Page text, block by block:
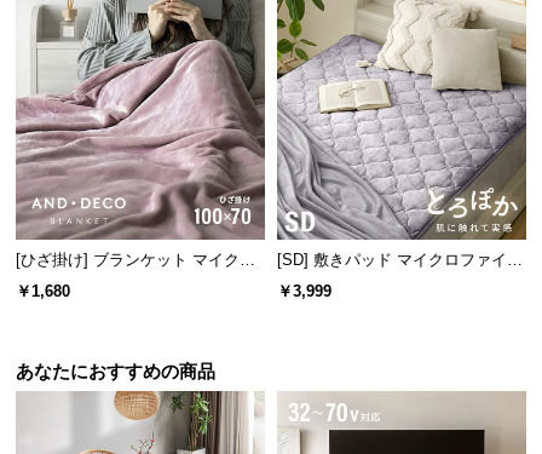
[ひざ掛け] ブランケット マイクロ
ファイバー
￥1,680
[SD] 敷きパッド マイクロファイバ
ー
￥3,999
あなたにおすすめの商品